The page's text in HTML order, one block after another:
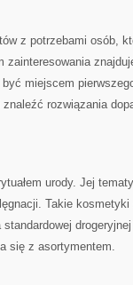
z potrzebami osób,
miejscem
rozwiązania
urody. Jej
Takie
się z asortymentem.